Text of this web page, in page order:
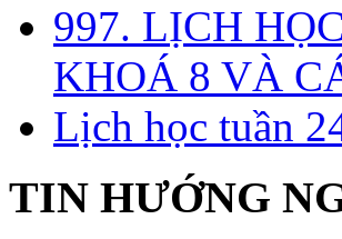
997. LỊCH
KHOÁ 8 VÀ
Lịch học tuần
TIN HƯỚNG